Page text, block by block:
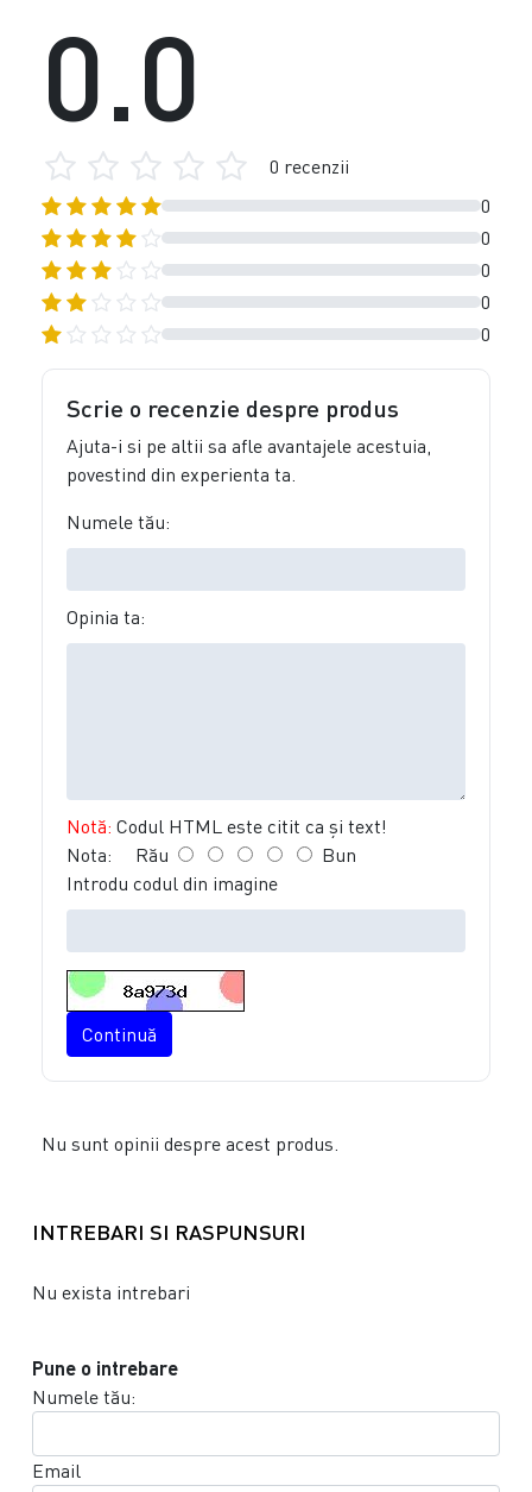
0
0
0
0
0
0.0
0 recenzii
Scrie o recenzie despre produs
Ajuta-i si pe altii sa afle avantajele acestuia,
povestind din experienta ta.
Numele tău:
Opinia ta:
Notă: Codul HTML este citit ca şi text!
Nota: Rău
Bun
Introdu codul din imagine
Continuă
Nu sunt opinii despre acest produs.
INTREBARI SI RASPUNSURI
Nu exista intrebari
Pune o intrebare
Numele tău:
Email